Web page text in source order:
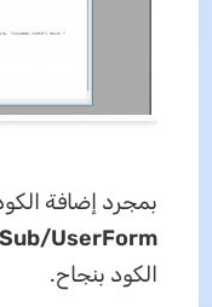
بمجرد إضافة
Sub/UserForm
الكود بنجاح.